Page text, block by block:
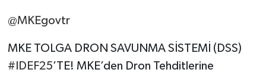
@MKEgovtr
MKE TOLGA DRON SAVUNMA SİSTEMİ (DSS)
#IDEF25’TE! MKE’den Dron Tehditlerine